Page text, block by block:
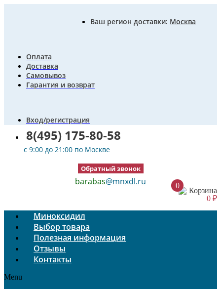
Ваш регион доставки: Москва
Оплата
Доставка
Самовывоз
Гарантия и возврат
Вход/регистрация
8(495) 175-80-58
c 9:00 до 21:00 по Москве
Обратный звонок
barabas@mnxdl.ru 0
Корзина
0 ₽
Миноксидил
Выбор товара
Полезная информация
Отзывы
Контакты
Menu